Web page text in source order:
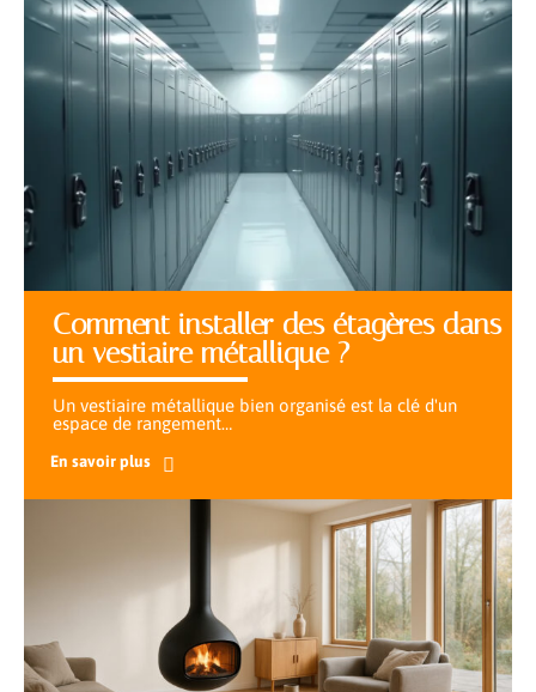
Comment installer des étagères dans
un vestiaire métallique ?
Un vestiaire métallique bien organisé est la clé d'un
espace de rangement…
En savoir plus